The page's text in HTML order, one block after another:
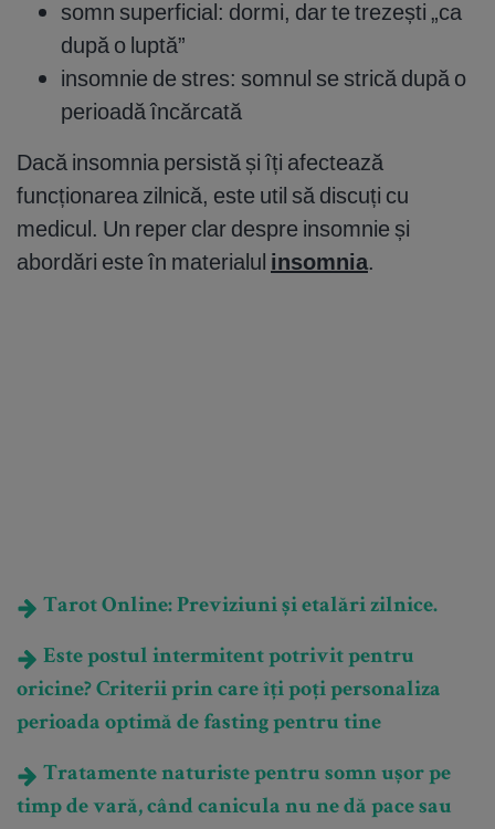
somn superficial: dormi, dar te trezești „ca
după o luptă”
insomnie de stres: somnul se strică după o
perioadă încărcată
Dacă insomnia persistă și îți afectează
funcționarea zilnică, este util să discuți cu
medicul. Un reper clar despre insomnie și
abordări este în materialul insomnia.
Tarot Online: Previziuni și etalări zilnice.
Este postul intermitent potrivit pentru
oricine? Criterii prin care îți poți personaliza
perioada optimă de fasting pentru tine
Tratamente naturiste pentru somn ușor pe
timp de vară, când canicula nu ne dă pace sau